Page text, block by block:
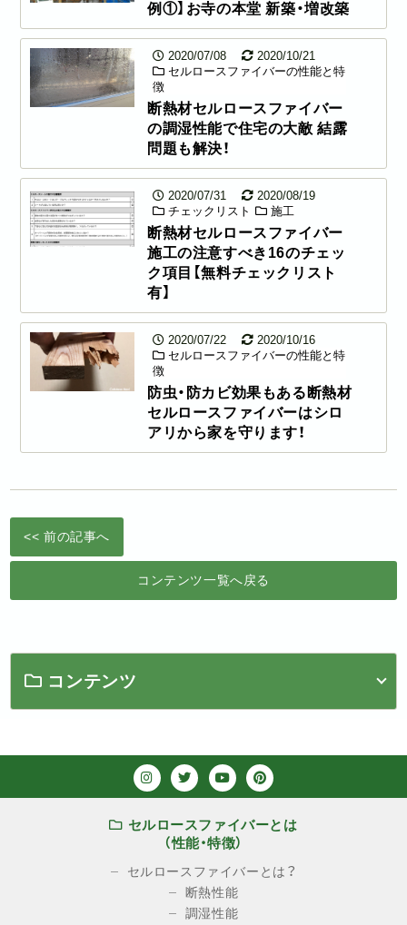
例①】お寺の本堂 新築・増改築
2020/07/08
2020/10/21
セルロースファイバーの性能と特
徴
断熱材セルロースファイバー
の調湿性能で住宅の大敵 結露
問題も解決！
2020/07/31
2020/08/19
チェックリスト
施工
断熱材セルロースファイバー
施工の注意すべき16のチェッ
ク項目【無料チェックリスト
有】
2020/07/22
2020/10/16
セルロースファイバーの性能と特
徴
防虫・防カビ効果もある断熱材
セルロースファイバーはシロ
アリから家を守ります！
<< 前の記事へ
コンテンツ一覧へ戻る
コンテンツ
セルロースファイバーとは
（性能・特徴）
セルロースファイバーとは？
断熱性能
調湿性能